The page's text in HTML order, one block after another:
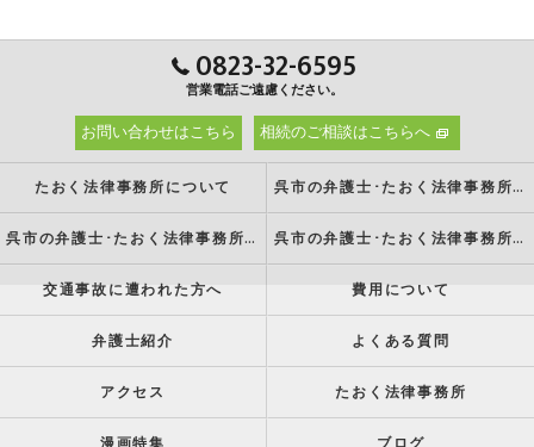
0823-32-6595
営業電話ご遠慮ください。
お問い合わせはこちら 相続のご相談はこちらへ
たおく法律事務所について 呉市の弁護士･たおく法律事務所の強み
呉市の弁護士･たおく法律事務所の特徴 呉市の弁護士･たおく法律事務所の方針
交通事故に遭われた方へ 費用について
弁護士紹介 よくある質問
アクセス たおく法律事務所